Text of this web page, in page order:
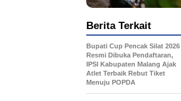
Berita Terkait
Bupati Cup Pencak Silat 2026
Resmi Dibuka Pendaftaran,
IPSI Kabupaten Malang Ajak
Atlet Terbaik Rebut Tiket
Menuju POPDA